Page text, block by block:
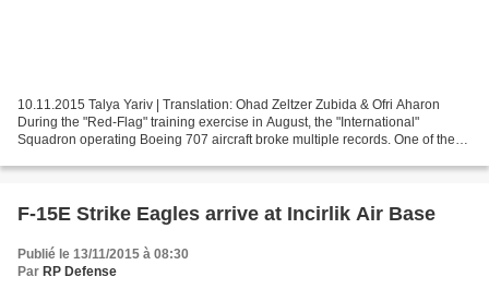
10.11.2015 Talya Yariv | Translation: Ohad Zeltzer Zubida & Ofri Aharon
During the "Red-Flag" training exercise in August, the "International"
Squadron operating Boeing 707 aircraft broke multiple records. One of them
F-15E Strike Eagles arrive at Incirlik Air Base
Publié le 13/11/2015 à 08:30
Par RP Defense